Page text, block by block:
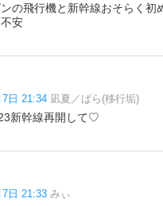
の飛行機と新幹線おそらく初
安
7日 21:34 凪夏／ぱら(移行垢)
新幹線再開して♡
7日 21:33 みぃ